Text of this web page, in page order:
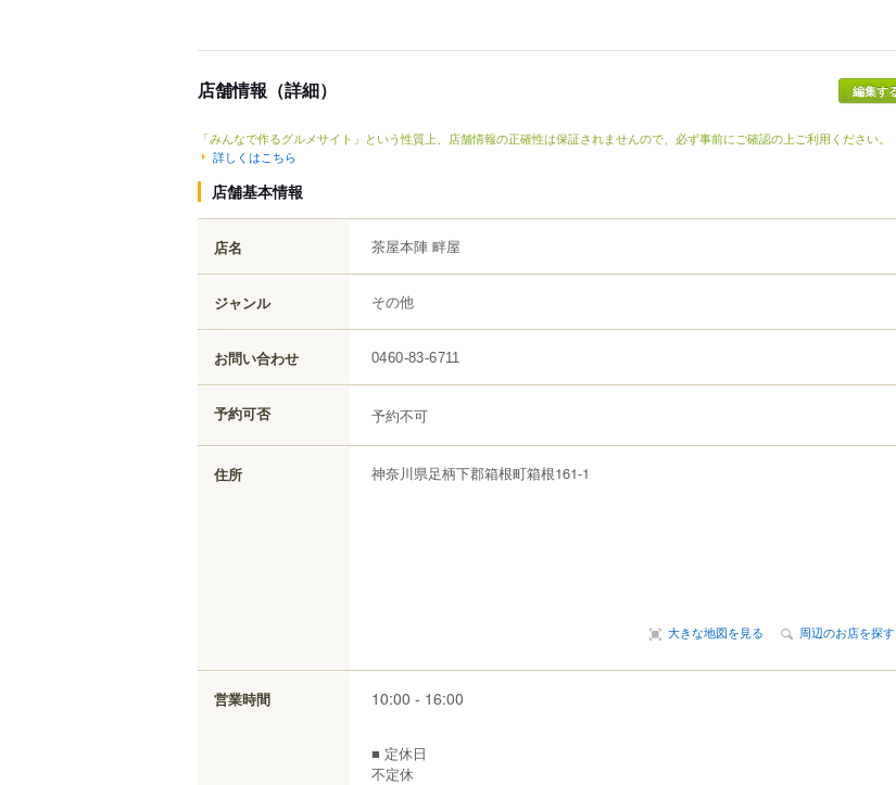
店舗情報（詳細）
「みんなで作るグルメサイト」という性質上、店舗情報の正確性は保証されませんので、必ず事前にご確認の上ご利用ください。
詳しくはこちら
店舗基本情報
店名 茶屋本陣 畔屋
ジャンル その他
お問い合わせ 0460-83-6711
予約可否 予約不可
住所 神奈川県足柄下郡箱根町箱根161-1
大きな地図を見る 周辺のお店を探す
営業時間 10:00 - 16:00
■ 定休日
不定休